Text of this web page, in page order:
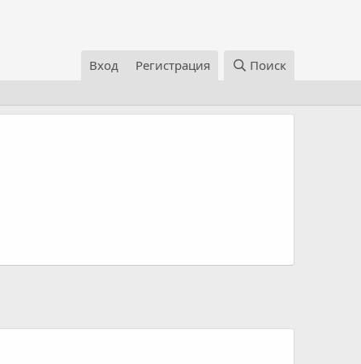
Вход Регистрация Поиск